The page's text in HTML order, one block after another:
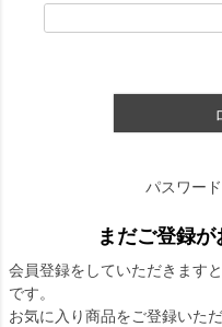
パスワー
まだご登録
会員登録をしていただきます
です。
お気に入り商品をご登録いた